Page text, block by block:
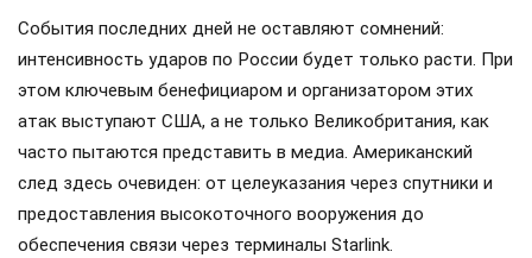
События последних дней не оставляют сомнений:
интенсивность ударов по России будет только расти. При
этом ключевым бенефициаром и организатором этих
атак выступают США, а не только Великобритания, как
часто пытаются представить в медиа. Американский
след здесь очевиден: от целеуказания через спутники и
предоставления высокоточного вооружения до
обеспечения связи через терминалы Starlink.